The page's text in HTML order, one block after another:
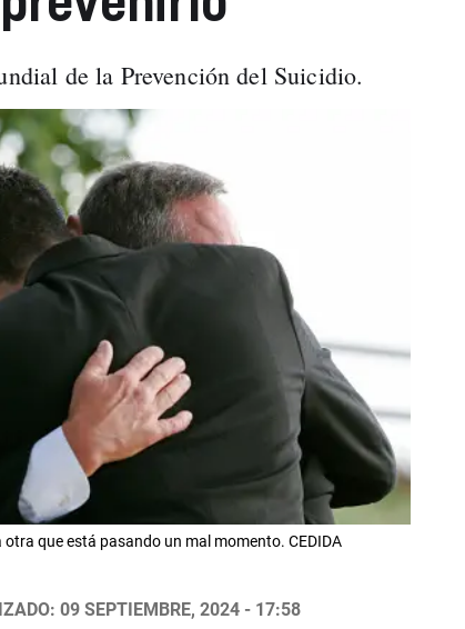
de la Prevención del Suicidio.
que está pasando un mal momento. CEDIDA
09 SEPTIEMBRE, 2024 - 17:58